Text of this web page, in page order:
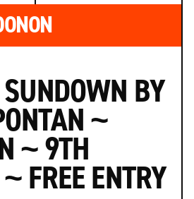
BY
~
~ 9TH
FREE ENTRY